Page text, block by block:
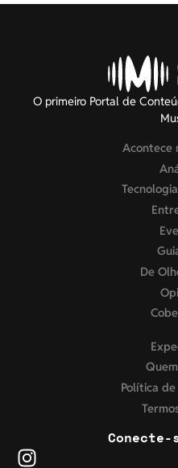
O primeiro Portal de
Acontece
De
Política
Conecte-